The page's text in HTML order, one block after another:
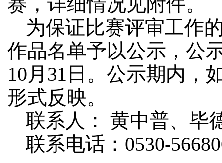
为保证比赛评审工作
作品名单予以公示，公
10月31日。公示期内，
形式反映。
联系人： 黄中普、毕
联系电话：0530-